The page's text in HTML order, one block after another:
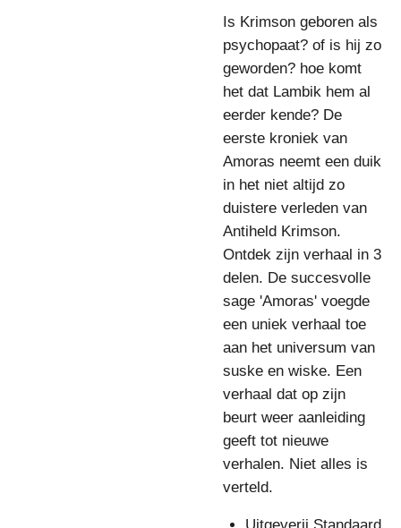
Is Krimson geboren als
psychopaat? of is hij zo
geworden? hoe komt
het dat Lambik hem al
eerder kende? De
eerste kroniek van
Amoras neemt een duik
in het niet altijd zo
duistere verleden van
Antiheld Krimson.
Ontdek zijn verhaal in 3
delen. De succesvolle
sage 'Amoras' voegde
een uniek verhaal toe
aan het universum van
suske en wiske. Een
verhaal dat op zijn
beurt weer aanleiding
geeft tot nieuwe
verhalen. Niet alles is
verteld.